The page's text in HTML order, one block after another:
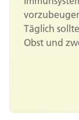
Täglich
Obst und